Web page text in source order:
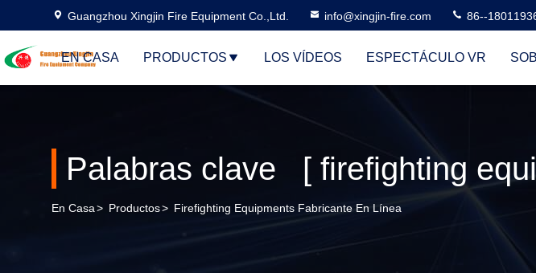
Guangzhou Xingjin Fire Equipment Co.,Ltd. info@xingjin-fire.com 86--
EN CASA PRODUCTOS LOS VÍDEOS ESPECTÁCULO VR
En Casa> Productos> Firefighting Equipments Fabricante En Línea